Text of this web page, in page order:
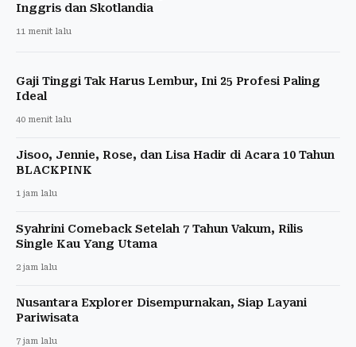
Inggris dan Skotlandia
11 menit lalu
Gaji Tinggi Tak Harus Lembur, Ini 25 Profesi Paling
Ideal
40 menit lalu
Jisoo, Jennie, Rose, dan Lisa Hadir di Acara 10 Tahun
BLACKPINK
1 jam lalu
Syahrini Comeback Setelah 7 Tahun Vakum, Rilis
Single Kau Yang Utama
2 jam lalu
Nusantara Explorer Disempurnakan, Siap Layani
Pariwisata
7 jam lalu